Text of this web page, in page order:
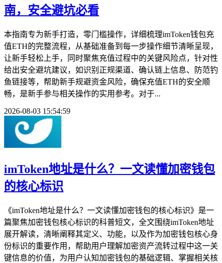
南，安全避坑必看
本指南专为新手打造，零门槛操作，详细梳理imToken钱包充
值ETH的完整流程，从基础准备到每一步操作细节清晰呈现，
让新手轻松上手，同时聚焦充值过程中的关键风险点，针对性
给出安全避坑建议，如识别正规渠道、确认链上信息、防范钓
鱼链接等，帮助新手规避资金风险，确保充值ETH的安全顺
畅，是新手参与相关操作的实用参考。对于...
2026-08-03 15:54:59
imToken地址是什么？一文读懂加密钱包
的核心标识
《imToken地址是什么？一文读懂加密钱包的核心标识》是一
篇聚焦加密钱包核心标识的科普短文，全文围绕imToken地址
展开解读，清晰阐释其定义、功能，以及作为加密钱包核心身
份标识的重要作用，帮助用户理解加密资产流转过程中这一关
键信息的价值，为用户认知加密钱包的基础逻辑、掌握相关核